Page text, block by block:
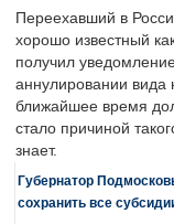
Переехавший в
хорошо известный
получил
аннулировании вида
ближайшее время
стало причиной
знает.
Губернатор
сохранить все